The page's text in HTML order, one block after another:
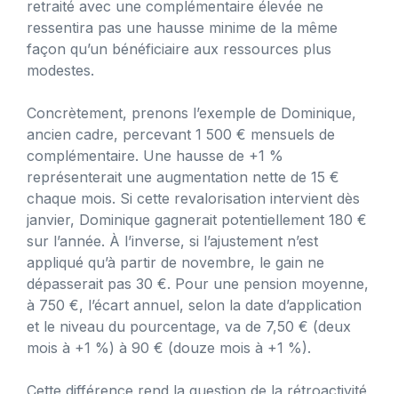
retraité avec une complémentaire élevée ne
ressentira pas une hausse minime de la même
façon qu’un bénéficiaire aux ressources plus
modestes.
Concrètement, prenons l’exemple de Dominique,
ancien cadre, percevant 1 500 € mensuels de
complémentaire. Une hausse de +1 %
représenterait une augmentation nette de 15 €
chaque mois. Si cette revalorisation intervient dès
janvier, Dominique gagnerait potentiellement 180 €
sur l’année. À l’inverse, si l’ajustement n’est
appliqué qu’à partir de novembre, le gain ne
dépasserait pas 30 €. Pour une pension moyenne,
à 750 €, l’écart annuel, selon la date d’application
et le niveau du pourcentage, va de 7,50 € (deux
mois à +1 %) à 90 € (douze mois à +1 %).